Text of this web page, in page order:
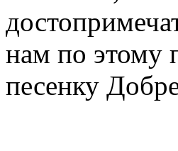
нам по этому
песенку